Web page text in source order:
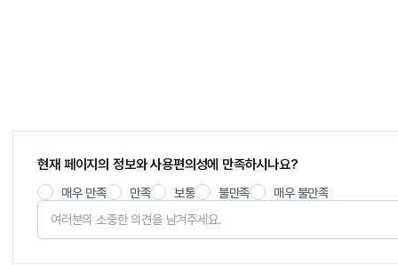
현재 페이지의 정보와 사용편의성에 만족하시나요?
매우 만족 만족 보통 불만족 매우 불만족